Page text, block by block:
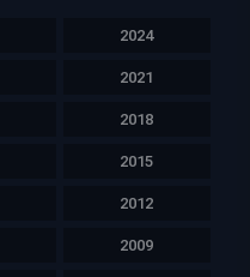
2024
2021
2018
2015
2012
2009